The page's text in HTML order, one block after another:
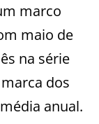
marco
maio de
na série
dos
anual.